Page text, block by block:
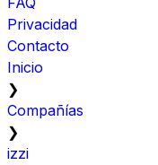
Privacidad
Contacto
Inicio
❯
Compañías
❯
izzi